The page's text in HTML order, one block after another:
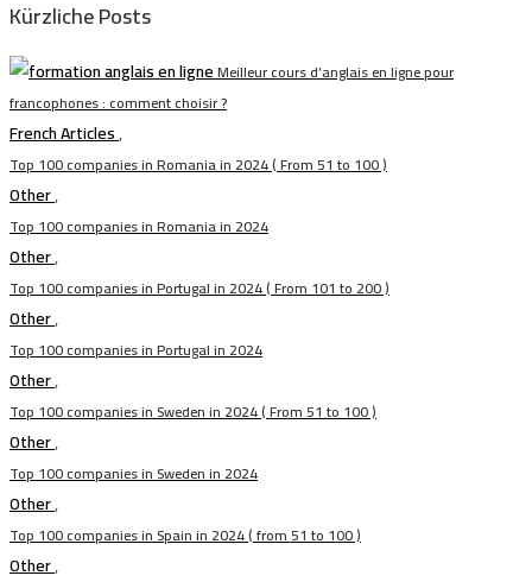
Kürzliche Posts
Meilleur cours d’anglais en ligne pour
francophones : comment choisir ?
French Articles,
Top 100 companies in Romania in 2024 ( From 51 to 100 )
Other,
Top 100 companies in Romania in 2024
Other,
Top 100 companies in Portugal in 2024 ( From 101 to 200 )
Other,
Top 100 companies in Portugal in 2024
Other,
Top 100 companies in Sweden in 2024 ( From 51 to 100 )
Other,
Top 100 companies in Sweden in 2024
Other,
Top 100 companies in Spain in 2024 ( from 51 to 100 )
Other,